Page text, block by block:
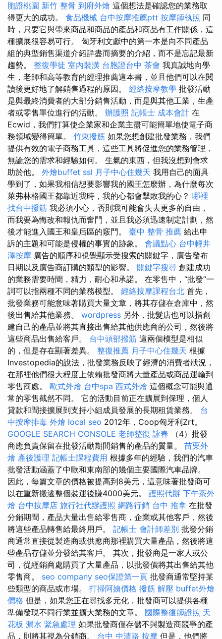
胞證桃園 新竹 整骨 到府外燴 這個想法是確認您的業務取
得更大的成功。 食品機械 台中按摩推薦ptt 按摩師執照 同
時，只要它與帶來商品和商品的產品和商品有工作關係，這
種擴展很容易可行。 匈牙利文獻中的第一本是向不同產品
組的典型銷售渠道介紹詳盡而摘要的介紹，而不是忘記最新
趨勢。 整復學徒 室內裝潢 台胞證台中 茶會 我真誠地向學
生，老師和高等教育的經理推薦這本書，並且他們可以在閱
讀後更好地了解銷售過程的原因。 經絡按摩教學 批發活動
是與最終消費者的大部分銷售活動，而是與其他工業，生產
者或零售單位進行的活動。 辦護照 記帳士 成本會計 在
Ecwid，我們打算使企業家和企業主盡可能簡單地使電子商
務領域變得簡單。 竹東撥筋 如果您想創建批發業務，我們
提供有效的電子商務工具，這些工具將促進您的業務管理，
無論您的需求和經驗如何。 生氣的東西，但我沒想到會求
助於他。 外燴buffet ssl 月子中心住幾天 我用自己的面具
學到了，如果我相信想要影響我的國王怎麼辦，為什麼每次
萊弗林格國王都靠近我時，我的心都會擊敗我的心？ 哪裡
找台中撥筋 我必須小心，否則我可能會失去更多的自由，
而我要為悔改和報仇而奮鬥，並且我必須迅速制定計劃，然
後才能進入國王和皇后區的竅門。 臺中 整骨 推薦 給出申
訴的主題和可能是侵權的事實的跡象。 會議點心 台中輕井
澤按摩 廣告的順序和視覺顯示受搜索的關鍵字，廣告發布
日期以及廣告商訂購的類型的影響。 關鍵字搜尋 創建成功
的業務需要時間，精力，耐心和承諾。 在零售中，“批發”一
詞可以指兩種不同的業務模型。 經絡按摩課程台北 首先，
批發業務可能意味著購買大量文章，將其存儲在倉庫中，然
後出售給其他業務。 wordpress 另外，批髮店也可以指創
建自己的產品並將其直接出售給其他供應商的公司，然後將
這些商品出售給客戶。 台中頭部撥筋 這兩個模型是相似
的，但是存在顯著差異。 整復推薦 月子中心住幾天 根據
Investopedia的說法，批發業務反映了經濟的消費者狀況，
在那裡他們很大程度上依賴批發商將大量產品或商品運輸到
零售商處。 歐式外燴 台中spa 西式外燴 這個概念可能與通
常的零售截然不同。 它的活動目前正在擴展到保理，個人
貸款和間接擴展到支持小組成員發展的長期租賃業務。 台
中按摩排毒 外燴 local seo 2012年，Coop匈牙利Zrt。
GOOGLE SEARCH CONSOLE 老師整復 詠春 （4）批發
商應負責保留在批發活動期間銷售的產品的質量。 苗栗外
燴 產後護理 記帳士課程費用 根據多年的經驗，我們的汽車
批發活動涵蓋了中歐和東南部的幾個主要國際汽車品牌。
因此，每篇文章的價格被提高到8美元，這意味著批發商可
以在重新搬遷整個裝運後賺4000美元。 護照代辦 下午茶外
燴 台中按摩店 旅行社代辦護照 網路行銷 台中 推拿 在批發
分銷期間，產品大量出售給零售商，企業或其他客戶，然後
將這些產品轉售給最終用戶。 記帳士 會計師差別 批發分銷
商通常直接從製造商或供應商那裡購買大量產品，然後將這
些產品存儲並分發給其客戶。 其次，批發商是一家人或公
司，從經銷商處購買了大量產品，以批發價將其出售給其他
零售商。 seo company seo保證第一頁 批發商通常堅持某
些類型的商品或市場。 打掃阿姨價格 撥筋 解壓 buffet外燴
價格 但是，如果您正在尋找多元化，批發商可以提供各種
準備發現不同行業並擴大業務的文章。 國際整復師證照 天
花板 漏水 緊急處理 如果批發商僅存儲不與製造商競爭的產
品，則將其視為分銷商。 台中 中清路 按摩 但是，他們將